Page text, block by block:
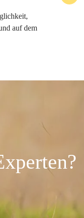
auf dem